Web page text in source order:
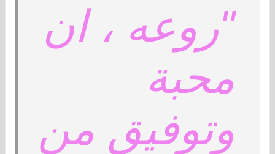
"روعه ، ان
محبة
وتوفيق من